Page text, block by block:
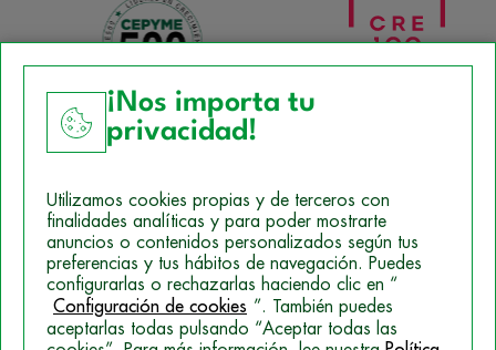
Política de Cookies
Mapa del sitio
Politica de Privacidad
¡Nos importa tu
privacidad!
Utilizamos cookies propias y de terceros con
finalidades analíticas y para poder mostrarte
anuncios o contenidos personalizados según tus
preferencias y tus hábitos de navegación. Puedes
configurarlas o rechazarlas haciendo clic en “
Configuración de cookies ”. También puedes
aceptarlas todas pulsando “Aceptar todas las